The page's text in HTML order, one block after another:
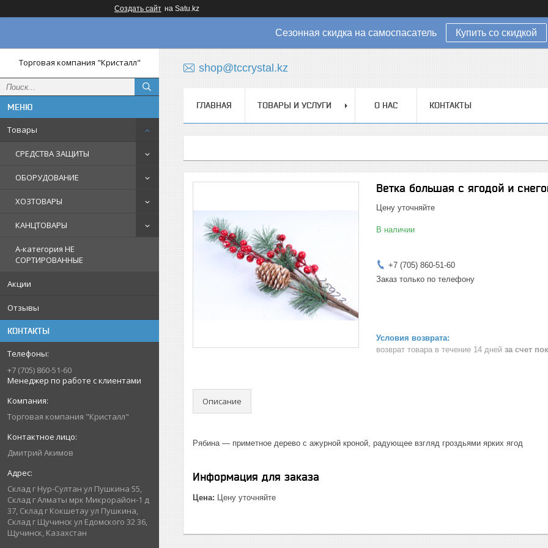
Создать сайт на Satu.kz
Сезонная скидка на самоспасатель Купить со скидкой
Торговая компания "Кристалл"
Товары
СРЕДСТВА ЗАЩИТЫ
ОБОРУДОВАНИЕ
ХОЗТОВАРЫ
КАНЦТОВАРЫ
A-категория НЕ
СОРТИРОВАННЫЕ
Акции
Отзывы
КОНТАКТЫ
+7 (705) 860-51-60
Менеджер по работе с клиентами
Торговая компания "Кристалл"
Дмитрий Акимов
Склад г Нур-Султан ул Пушкина 55,
Склад г Алматы мрк Микрорайон-1 д
37, Склад г Кокшетау ул Пушкина,
Склад г Щучинск ул Едомского 32 36,
Щучинск, Казахстан
shop@tccrystal.kz
ГЛАВНАЯ ТОВАРЫ И УСЛУГИ О НАС КОНТАКТЫ
Ветка большая с ягодой и
Цену уточняйте
В наличии
+7 (705) 860-51-60
Заказ только по телефону
возврат товара в течение 14 дней за счет
Описание
Рябина — приметное дерево с ажурной кроной, радующее взгляд гроздьями ярких ягод
Информация для заказа
Цена: Цену уточняйте